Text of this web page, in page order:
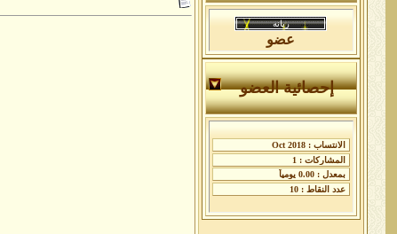
عضو
إحصائية العضو